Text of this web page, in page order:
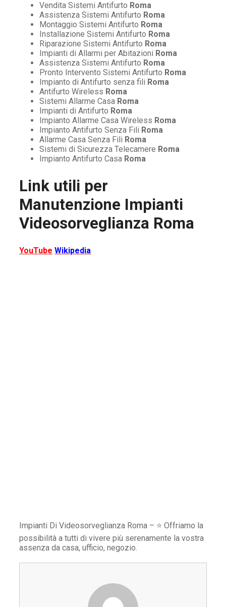
Vendita Sistemi Antifurto Roma
Assistenza Sistemi Antifurto Roma
Montaggio Sistemi Antifurto Roma
Installazione Sistemi Antifurto Roma
Riparazione Sistemi Antifurto Roma
Impianti di Allarmi per Abitazioni Roma
Assistenza Sistemi Antifurto Roma
Pronto Intervento Sistemi Antifurto Roma
Impianto di Antifurto senza fili Roma
Antifurto Wireless Roma
Sistemi Allarme Casa Roma
Impianti di Antifurto Roma
Impianto Allarme Casa Wireless Roma
Impianto Antifurto Senza Fili Roma
Allarme Casa Senza Fili Roma
Sistemi di Sicurezza Telecamere Roma
Impianto Antifurto Casa Roma
Link utili per
Manutenzione Impianti
Videosorveglianza Roma
YouTube Wikipedia
Impianti Di Videosorveglianza Roma – ⭐ Offriamo la
possibilità a tutti di vivere più serenamente la vostra
assenza da casa, ufficio, negozio.